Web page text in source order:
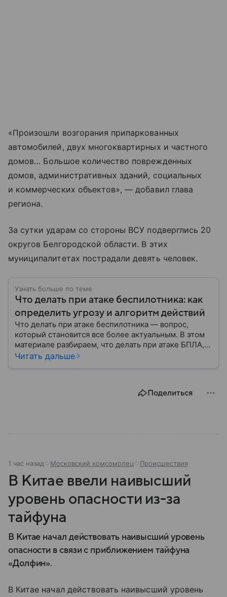
«Произошли возгорания припаркованных
автомобилей, двух многоквартирных и частного
домов… Большое количество поврежденных
домов, административных зданий, социальных
и коммерческих объектов», — добавил глава
региона.
За сутки ударам со стороны ВСУ подверглись 20
округов Белгородской области. В этих
муниципалитетах пострадали девять человек.
Узнать больше по теме
Что делать при атаке беспилотника: как
определить угрозу и алгоритм действий
Что делать при атаке беспилотника — вопрос,
который становится все более актуальным. В этом
материале разбираем, что делать при атаке БПЛА,
как распознать угрозу, какие действия предпринять
Читать дальше
Поделиться
1 час назад Московский комсомолец Происшествия
В Китае ввели наивысший
уровень опасности из-за
тайфуна
В Китае начал действовать наивысший уровень
опасности в связи с приближением тайфуна
«Долфин».
В Китае начал действовать наивысший уровень